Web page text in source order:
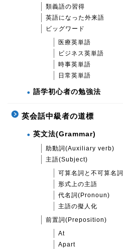
類義語の習得
英語になった外来語
ビッグワード
医療英単語
ビジネス英単語
時事英単語
日常英単語
語学初心者の勉強法
英会話中級者の道標
英文法(Grammar)
助動詞(Auxiliary verb)
主語(Subject)
可算名詞と不可算名詞
形式上の主語
代名詞(Pronoun)
主語の擬人化
前置詞(Preposition)
At
Apart